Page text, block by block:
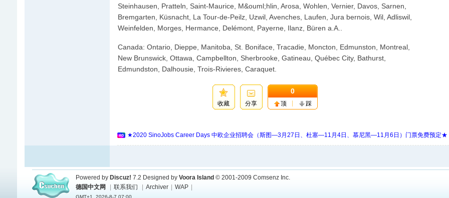
Steinhausen, Pratteln, Saint-Maurice, M&ouml;hlin, Arosa, Wohlen, Vernier, Davos, Sarnen,
Bremgarten, Küsnacht, La Tour-de-Peilz, Uzwil, Avenches, Laufen, Jura bernois, Wil, Adliswil,
Weinfelden, Morges, Hermance, Delémont, Payerne, Ilanz, Büren a.A..
Canada: Ontario, Dieppe, Manitoba, St. Boniface, Tracadie, Moncton, Edmunston, Montreal,
New Brunswick, Ottawa, Campbellton, Sherbrooke, Gatineau, Québec City, Bathurst,
Edmundston, Dalhousie, Trois-Rivieres, Caraquet.
收藏 分享
0
顶 踩
★2020 SinoJobs Career Days 中欧企业招聘会（斯图—3月27日、杜塞—11月4日、慕尼黑—11月6日）门票免费预定★
Powered by Discuz! 7.2 Designed by Voora Island © 2001-2009 Comsenz Inc.
德国中文网
联系我们 Archiver WAP
GMT+1, 2026-8-7 07:00.